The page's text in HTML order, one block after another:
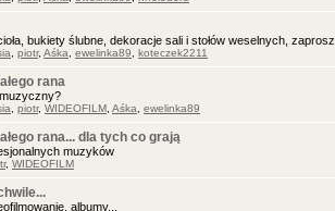
bukiety ślubne, dekoracje sali i stołów weselnych,
piotr, Aśka ewelinka89 koteczek2211
rana
piotr, WIDEOFILM Aśka ewelinka89
rana... dla tych co grają
muzyków
, WIDEOFILM
albumy...